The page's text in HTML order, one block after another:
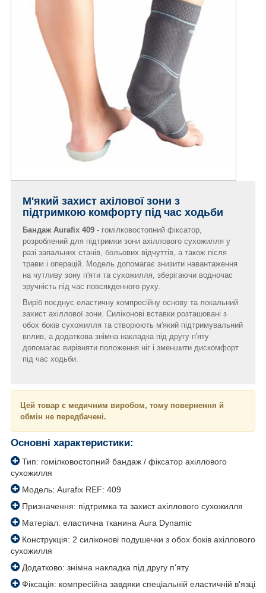
М'який захист ахілової зони з
підтримкою комфорту під час ходьби
Бандаж Aurafix 409 - гомілковостопний фіксатор,
розроблений для підтримки зони ахіллового сухожилля у
разі запальних станів, больових відчуттів, а також після
травм і операцій. Модель допомагає знизити навантаження
на чутливу зону п'яти та сухожилля, зберігаючи водночас
зручність під час повсякденного руху.
Виріб поєднує еластичну компресійну основу та локальний
захист ахіллової зони. Силіконові вставки розташовані з
обох боків сухожилля та створюють м'який підтримувальний
вплив, а додаткова знімна накладка під другу п'яту
допомагає вирівняти положення ніг і зменшити дискомфорт
під час ходьби.
Цей товар є медичним виробом, тому повернення й
обмін не передбачені.
Основні характеристики:
Тип: гомілковостопний бандаж / фіксатор ахіллового
сухожилля
Модель: Aurafix REF: 409
Призначення: підтримка та захист ахіллового сухожилля
Матеріал: еластична тканина Aura Dynamic
Конструкція: 2 силіконові подушечки з обох боків ахіллового
сухожилля
Додатково: знімна накладка під другу п'яту
Фіксація: компресійна завдяки спеціальній еластичній в'язці